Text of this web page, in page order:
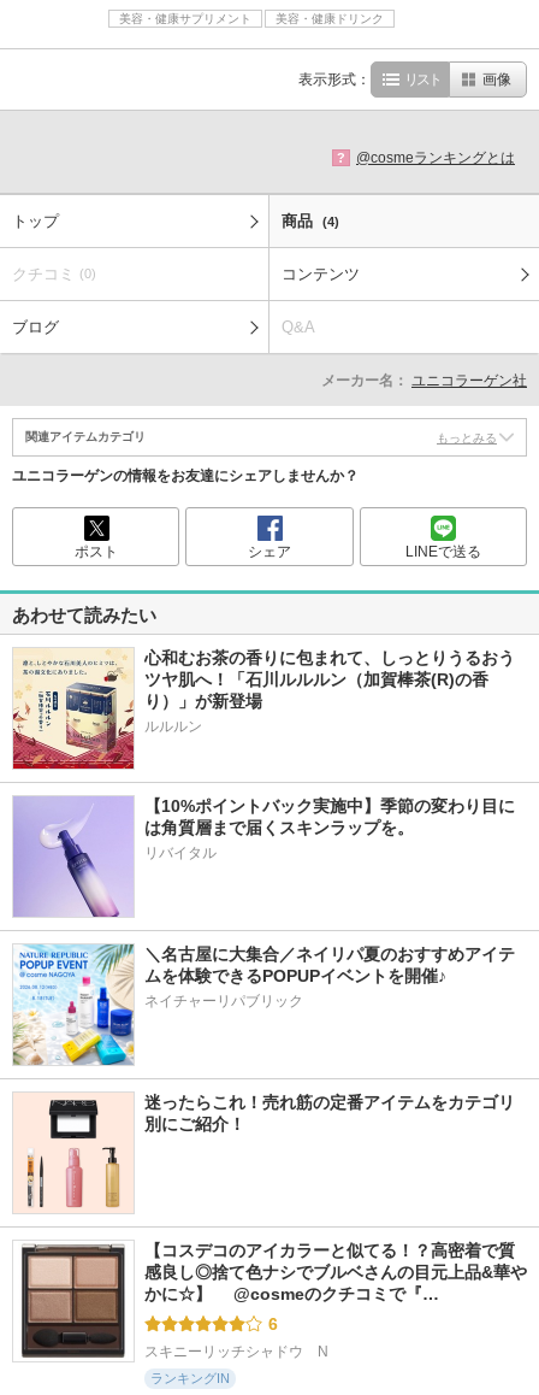
美容・健康サプリメント
美容・健康ドリンク
表示形式： リスト 画像
? @cosmeランキングとは
トップ 商品 (4)
クチコミ (0) コンテンツ
ブログ Q&A
メーカー名： ユニコラーゲン社
関連アイテムカテゴリ もっとみる
ユニコラーゲンの情報をお友達にシェアしませんか？
ポスト シェア LINEで送る
あわせて読みたい
心和むお茶の香りに包まれて、しっとりうるおう
ツヤ肌へ！「石川ルルルン（加賀棒茶(R)の香
り）」が新登場
【10%ポイントバック実施中】季節の変わり目に
は角質層まで届くスキンラップを。
リバイタル
＼名古屋に大集合／ネイリパ夏のおすすめアイテ
ムを体験できるPOPUPイベントを開催♪
ネイチャーリパブリック
迷ったらこれ！売れ筋の定番アイテムをカテゴリ
別にご紹介！
【コスデコのアイカラーと似てる！？高密着で質
感良し◎捨て色ナシでブルベさんの目元上品&華や
かに☆】 　@cosmeのクチコミで『…
6
スキニーリッチシャドウ　N
ランキングIN